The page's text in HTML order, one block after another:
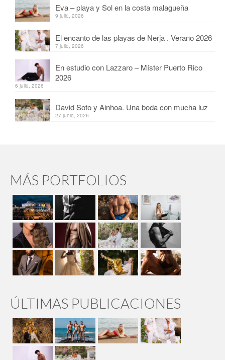
Eva – playa y Sol en la costa malagueña
9 julio, 2026
El encanto de las playas de Nerja . Verano 2026
7 julio, 2026
En estudio con Lazzaro – Míster Puerto Rico
2026
6 julio, 2026
David Soto y Ainhoa. Una boda con mucha luz
27 junio, 2026
MÁS PORTFOLIOS
ÚLTIMAS PUBLICACIONES